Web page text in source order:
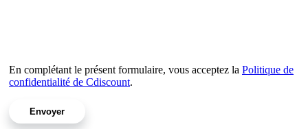
En complétant le présent formulaire, vous acceptez la Politique de
confidentialité de Cdiscount.